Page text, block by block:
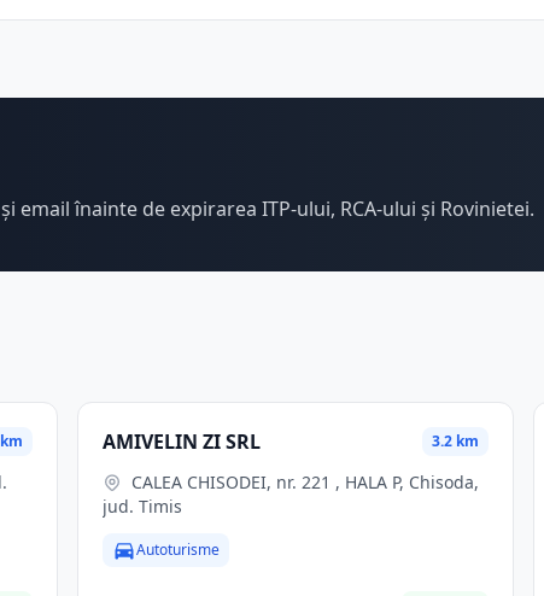
înainte de expirarea ITP-ului, RCA-ului și Rovinietei.
AMIVELIN ZI SRL 3.2 km
jud. Timis
Autoturisme